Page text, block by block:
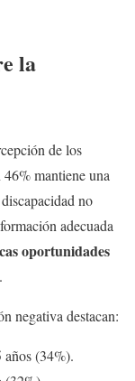
la
de los
mantiene una
no
adecuada
oportunidades
.
negativa destacan:
años (34%).